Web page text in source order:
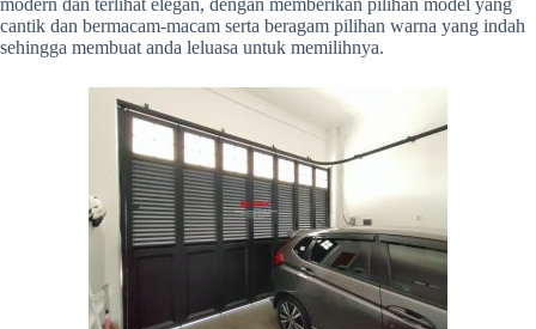
cantik dan bermacam-macam serta beragam pilihan warna yang indah
sehingga membuat anda leluasa untuk memilihnya.